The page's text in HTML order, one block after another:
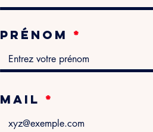
Prénom
Mail